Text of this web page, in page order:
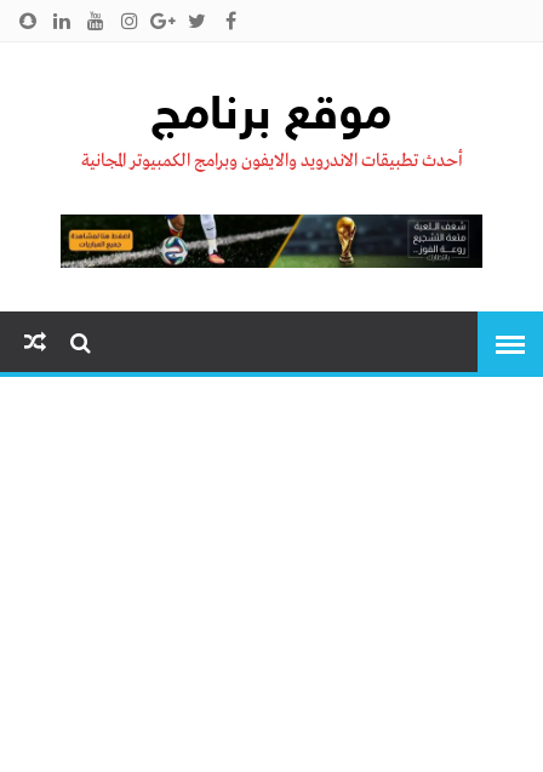
موقع برنامج
أحدث تطبيقات الاندرويد والايفون وبرامج الكمبيوتر المجانية